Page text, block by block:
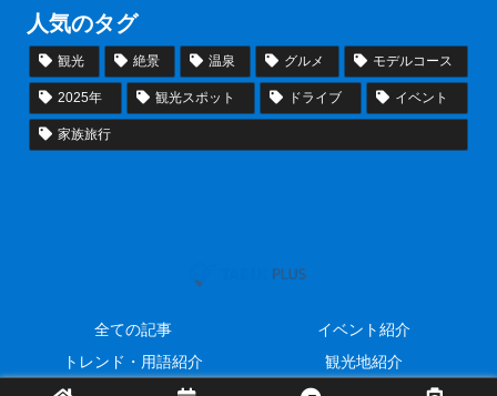
人気のタグ
観光 絶景 温泉 グルメ モデルコース
2025年 観光スポット ドライブ イベント
家族旅行
全ての記事
イベント紹介
トレンド・用語紹介
観光地紹介